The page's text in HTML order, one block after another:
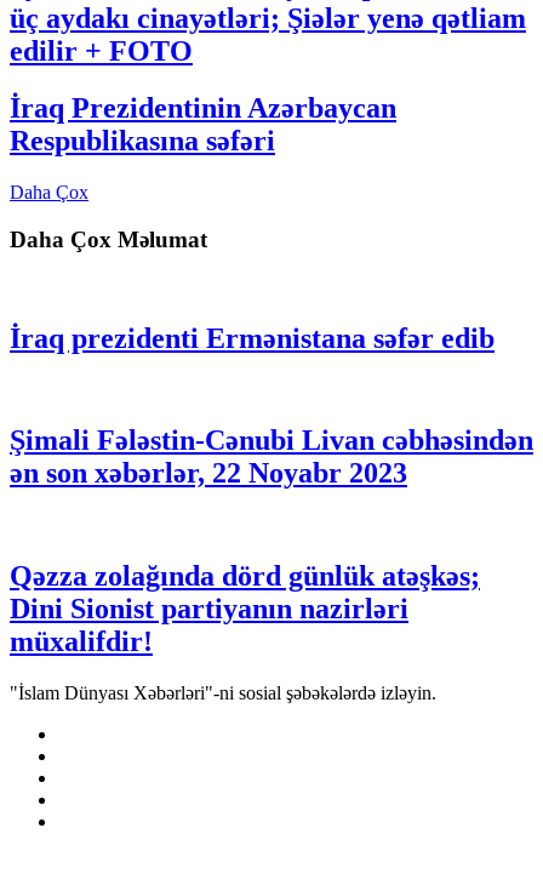
üç aydakı cinayətləri; Şiələr yenə qətliam
edilir + FOTO
İraq Prezidentinin Azərbaycan
Respublikasına səfəri
Daha Çox
Daha Çox Məlumat
İraq prezidenti Ermənistana səfər edib
Şimali Fələstin-Cənubi Livan cəbhəsindən
ən son xəbərlər, 22 Noyabr 2023
Qəzza zolağında dörd günlük atəşkəs;
Dini Sionist partiyanın nazirləri
müxalifdir!
"İslam Dünyası Xəbərləri"-ni sosial şəbəkələrdə izləyin.